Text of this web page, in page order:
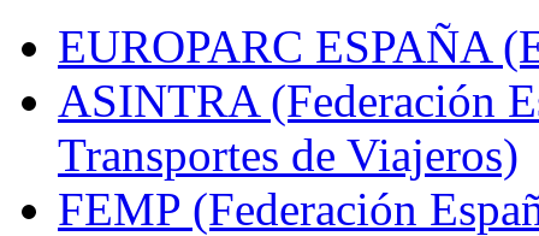
EUROPARC ESPAÑA
ASINTRA (Federación
Transportes de Viajeros)
FEMP (Federación